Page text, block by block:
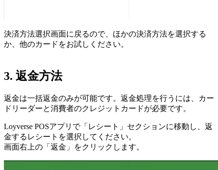
決済方法選択画面に戻るので、ほかの決済方法を選択する
か、他のカードをお試しください。
3. 返金方法
返金は一括返金のみが可能です。返金処理を行うには、カー
ドリーダーと消費者のクレジットカードが必要です。
Loyverse POSアプリで「レシート」セクションに移動し、返
金するレシートを選択してください。
画面右上の「返金」をクリックします。